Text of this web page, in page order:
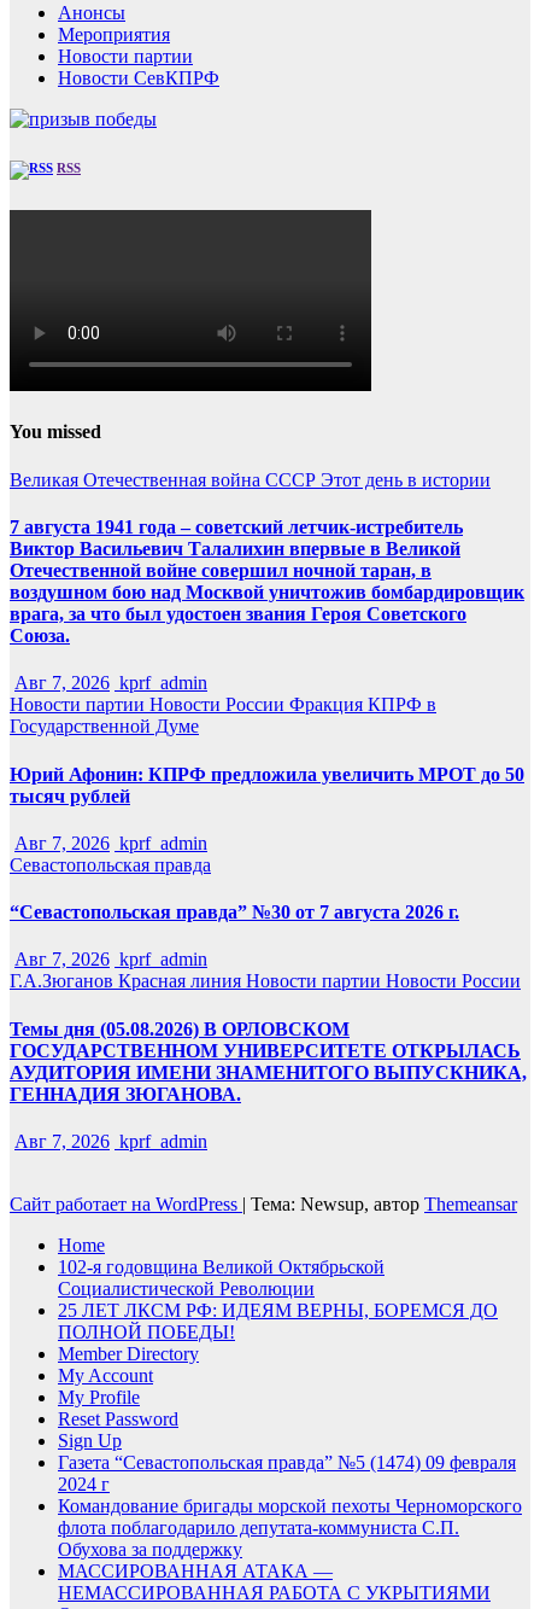
Анонсы
Мероприятия
Новости партии
Новости СевКПРФ
RSS
You missed
Великая Отечественная война СССР Этот день в истории
7 августа 1941 года – советский летчик-истребитель
Виктор Васильевич Талалихин впервые в Великой
Отечественной войне совершил ночной таран, в
воздушном бою над Москвой уничтожив бомбардировщик
врага, за что был удостоен звания Героя Советского
Союза.
Авг 7, 2026 kprf_admin
Новости партии Новости России Фракция КПРФ в
Государственной Думе
Юрий Афонин: КПРФ предложила увеличить МРОТ до 50
тысяч рублей
Авг 7, 2026 kprf_admin
Севастопольская правда
“Севастопольская правда” №30 от 7 августа 2026 г.
Авг 7, 2026 kprf_admin
Г.А.Зюганов Красная линия Новости партии Новости России
Темы дня (05.08.2026) В ОРЛОВСКОМ
ГОСУДАРСТВЕННОМ УНИВЕРСИТЕТЕ ОТКРЫЛАСЬ
АУДИТОРИЯ ИМЕНИ ЗНАМЕНИТОГО ВЫПУСКНИКА,
ГЕННАДИЯ ЗЮГАНОВА.
Авг 7, 2026 kprf_admin
Сайт работает на WordPress | Тема: Newsup, автор Themeansar
Home
102-я годовщина Великой Октябрьской
Социалистической Революции
25 ЛЕТ ЛКСМ РФ: ИДЕЯМ ВЕРНЫ, БОРЕМСЯ ДО
ПОЛНОЙ ПОБЕДЫ!
Member Directory
My Account
My Profile
Reset Password
Sign Up
Газета “Севастопольская правда” №5 (1474) 09 февраля
2024 г
Командование бригады морской пехоты Черноморского
флота поблагодарило депутата-коммуниста С.П.
Обухова за поддержку
МАССИРОВАННАЯ АТАКА —
НЕМАССИРОВАННАЯ РАБОТА С УКРЫТИЯМИ